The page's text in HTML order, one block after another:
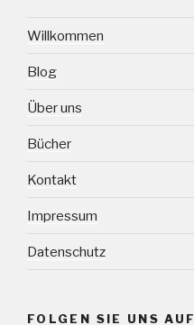
Willkommen
Blog
Über uns
Bücher
Kontakt
Impressum
Datenschutz
FOLGEN SIE UNS AUF